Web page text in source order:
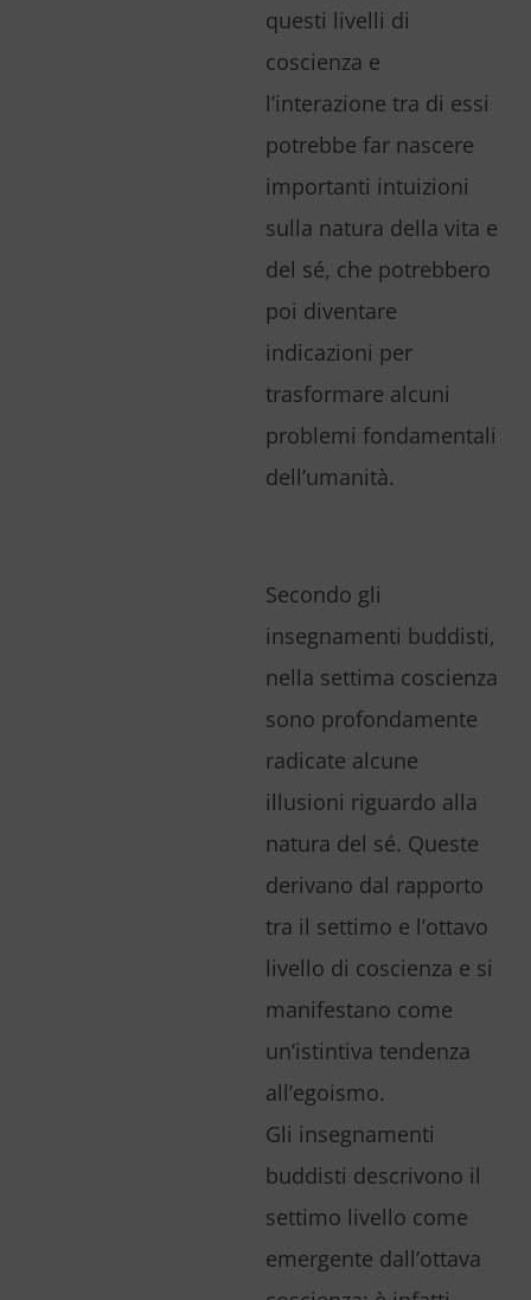
questi livelli di
coscienza e
l’interazione tra di essi
potrebbe far nascere
importanti intuizioni
sulla natura della vita e
del sé, che potrebbero
poi diventare
indicazioni per
trasformare alcuni
problemi fondamentali
dell’umanità.
Secondo gli
insegnamenti buddisti,
nella settima coscienza
sono profondamente
radicate alcune
illusioni riguardo alla
natura del sé. Queste
derivano dal rapporto
tra il settimo e l’ottavo
livello di coscienza e si
manifestano come
un’istintiva tendenza
all’egoismo.
Gli insegnamenti
buddisti descrivono il
settimo livello come
emergente dall’ottava